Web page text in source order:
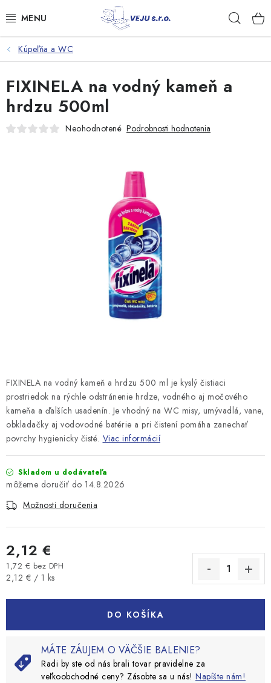
na
TAŠKY A VRECKÁ
FÓLIE, PAPIER, RUKAVICE
JEDNORÁZOVÝ RIAD
VRECIA NA ODPAD, HYGIENA
Doprava a platba
Kúpeľňa a WC
FIXINELA na vodný kameň a hrdzu 500 ml je kyslý čistiaci
prostriedok na rýchle odstránenie hrdze, vodného aj močového
kameňa a ďalších usadenín. Je vhodný na WC misy, umývadlá, vane,
obkladačky aj vodovodné batérie a pri čistení pomáha zanechať
povrchy hygienicky čisté. Viac informácií
Skladom u dodávateľa
14.8.2026
Možnosti doručenia
2,12 €
1,72 € bez DPH
Jednotková cena:
2,12 € / 1 ks
DO KOŠÍKA
MÁTE ZÁUJEM O VÄČŠIE BALENIE?
Radi by ste od nás brali tovar pravidelne za
veľkoobchodné ceny? Zásobte sa u nás! Napíšte nám!
FIXINELA na vodný kameň a
hrdzu 500ml
Neohodnotené Podrobnosti hodnotenia